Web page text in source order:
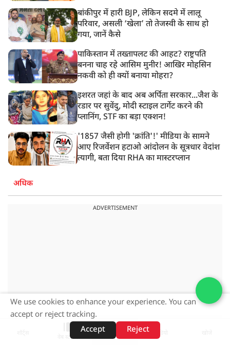
बांकीपुर में हारी BJP, लेकिन सदमे में लालू
परिवार, असली ‘खेला’ तो तेजस्वी के साथ हो
गया, जानें कैसे
पाकिस्तान में तख्तापलट की आहट? राष्ट्रपति
बनना चाह रहे आसिम मुनीर! आखिर मोहसिन
नकवी को ही क्यों बनाया मोहरा?
इशरत जहां के बाद अब अर्पिता सरकार...जैश के
रडार पर सुवेंदु, मोदी स्टाइल टार्गेट करने की
प्लानिंग, STF का बड़ा एक्शन!
'1857 जैसी होगी 'क्रांति'!' मीडिया के सामने
आए रिजर्वेशन हटाओ आंदोलन के सूत्रधार वेदांश
त्यागी, बता दिया RHA का मास्टरप्लान
अधिक
ADVERTISEMENT
वेब स्टोरीज़
We use cookies to enhance your experience. You can
accept or reject tracking.
Accept
Reject